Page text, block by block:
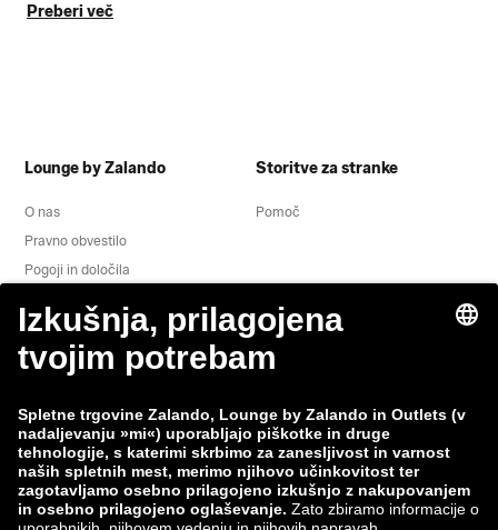
Preberi več
Lounge by Zalando
O nas
Pravno obvestilo
Pogoji in določila
Odstop
Delovna mesta
Prijavi ranljivost
Varnost izdelka
Storitve za stranke
Pomoč
Skupina Zalando Načini plačila